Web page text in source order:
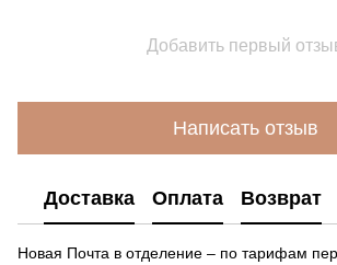
Добавить первый
Написать отзыв
Доставка Оплата Возврат
Новая Почта в отделение – по тарифам